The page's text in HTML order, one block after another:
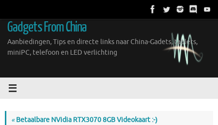
inhoud
Gadgets From China
Aanbiedingen, Tips en directe links naar China-Gadets, tablets,
miniPC, telefoon en LED verlichting
«Betaalbare NVidia RTX3070 8GB Videokaart :-)